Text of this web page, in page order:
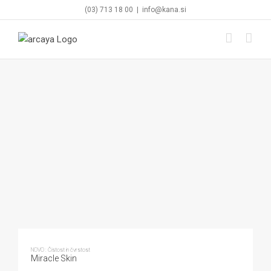
to
content
(03) 713 18 00 info@kana.si
NOVO : Čistost in čvrstost
Miracle Skin